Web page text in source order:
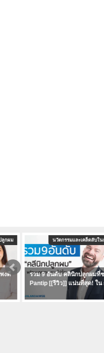
นวัตกรรมและเคล็ดลับในการปลูกผม
รวม 9 อันดับ คลินิกปลูกผมที่ชาว
Pantip [[รีวิว]] แน่นที่สุด! ใน กทม.